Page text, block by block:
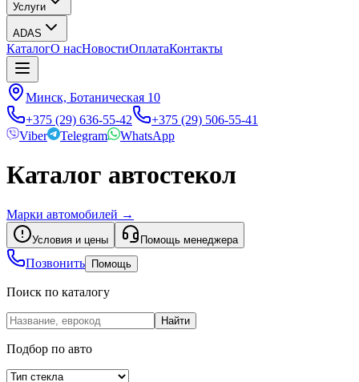
Услуги
ADAS
КаталогО насНовостиОплатаКонтакты
Минск, Ботаническая 10
+375 (29) 636-55-42
+375 (29) 506-55-41
Viber
Telegram WhatsApp
Каталог автостекол
Марки автомобилей →
Условия и цены Помощь менеджера
Позвонить Помощь
Поиск по каталогу
Найти
Подбор по авто